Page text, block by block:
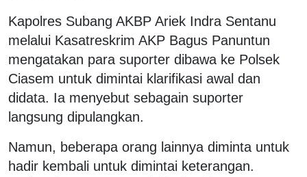
Kapolres Subang AKBP Ariek Indra Sentanu
melalui Kasatreskrim AKP Bagus Panuntun
mengatakan para suporter dibawa ke Polsek
Ciasem untuk dimintai klarifikasi awal dan
didata. Ia menyebut sebagain suporter
langsung dipulangkan.
Namun, beberapa orang lainnya diminta untuk
hadir kembali untuk dimintai keterangan.